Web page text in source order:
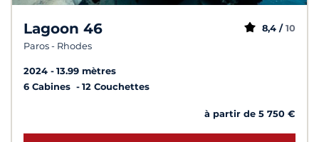
Lagoon 46
Paros - Rhodes
8,4 / 10
2024
13.99 mètres
6 Cabines
12 Couchettes
à partir de 5 750 €